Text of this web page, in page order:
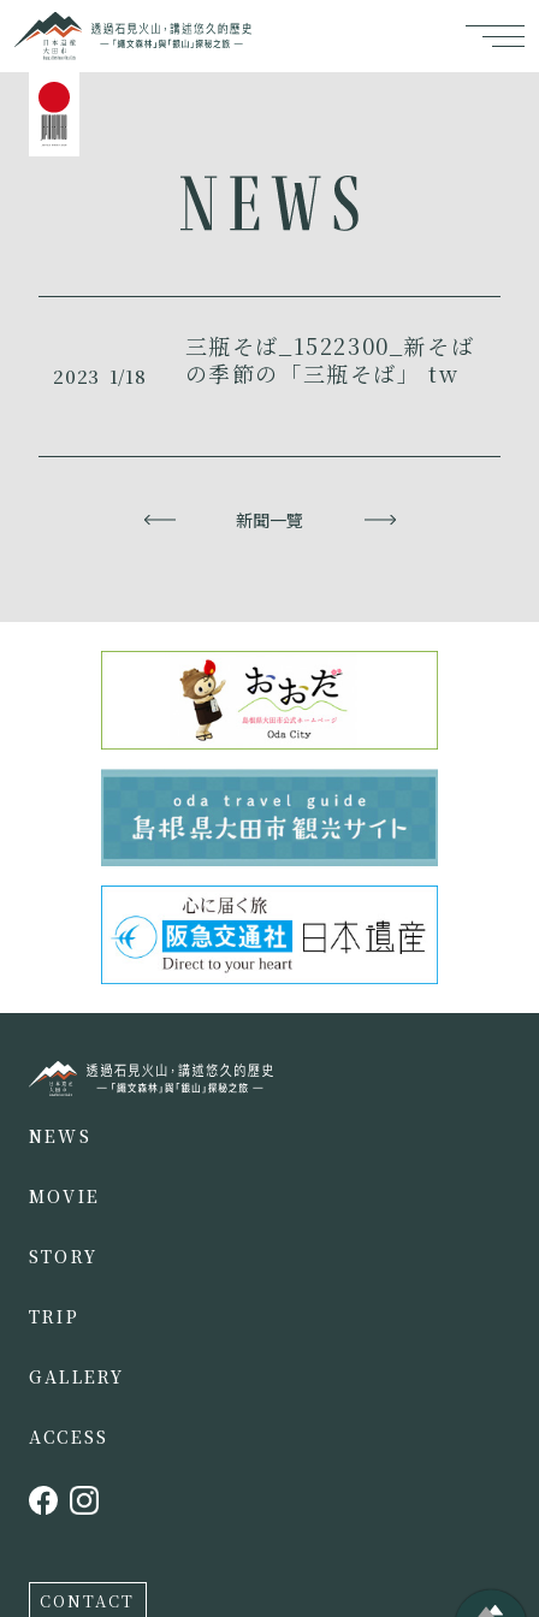
2023 1/18
三瓶そば_1522300_新そば
の季節の「三瓶そば」 tw
新聞一覽
NEWS
MOVIE
STORY
TRIP
GALLERY
ACCESS
CONTACT